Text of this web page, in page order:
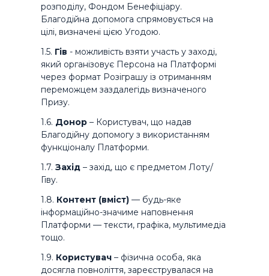
розподілу, Фондом Бенефіціару.
Благодійна допомога спрямовується на
цілі, визначені цією Угодою.
1.5. Гів - можливість взяти участь у заході,
який організовує Персона на Платформі
через формат Розіграшу із отриманням
переможцем заздалегідь визначеного
Призу.
1.6. Донор – Користувач, що надав
Благодійну допомогу з використанням
функціоналу Платформи.
1.7.Захід – захід, що є предметом Лоту/
Гіву.
1.8. Контент (вміст) — будь-яке
інформаційно-значиме наповнення
Платформи — тексти, графіка, мультимедіа
тощо.
1.9. Користувач – фізична особа, яка
досягла повноліття, зареєструвалася на